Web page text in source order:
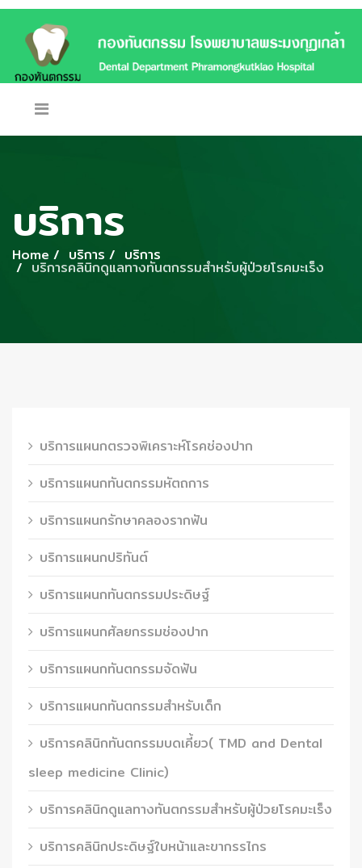
บริการ
Home บริการ บริการ
บริการคลินิกดูแลทางทันตกรรมสำหรับผู้ป่วยโรคมะเร็ง
บริการแผนกตรวจพิเคราะห์โรคช่องปาก
บริการแผนกทันตกรรมหัตถการ
บริการแผนกรักษาคลองรากฟัน
บริการแผนกปริทันต์
บริการแผนกทันตกรรมประดิษฐ์
บริการแผนกศัลยกรรมช่องปาก
บริการแผนกทันตกรรมจัดฟัน
บริการแผนกทันตกรรมสำหรับเด็ก
บริการคลินิกทันตกรรมบดเคี้ยว( TMD and Dental
sleep medicine Clinic)
บริการคลินิกดูแลทางทันตกรรมสำหรับผู้ป่วยโรคมะเร็ง
บริการคลินิกประดิษฐ์ใบหน้าและขากรรไกร